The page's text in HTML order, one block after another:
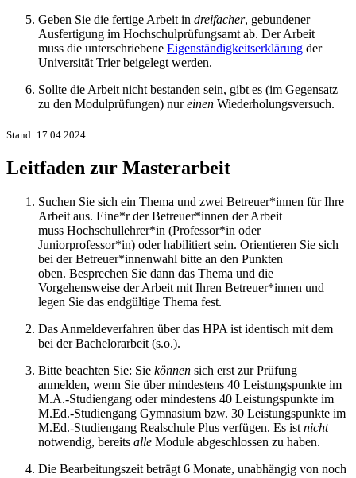
Geben Sie die fertige Arbeit in dreifacher, gebundener
Ausfertigung im Hochschulprüfungsamt ab. Der Arbeit
muss die unterschriebene Eigenständigkeitserklärung der
Universität Trier beigelegt werden.
Sollte die Arbeit nicht bestanden sein, gibt es (im Gegensatz
zu den Modulprüfungen) nureinen Wiederholungsversuch.
Stand: 17.04.2024
Leitfaden zur Masterarbeit
Suchen Sie sich ein Thema und zwei Betreuer*innen für Ihre
Arbeit aus. Eine*r der Betreuer*innen der Arbeit
muss Hochschullehrer*in (Professor*in oder
Juniorprofessor*in) oder habilitiert sein. Orientieren Sie sich
bei der Betreuer*innenwahl bitte an den Punkten
oben. Besprechen Sie dann das Thema und die
Vorgehensweise der Arbeit mit Ihren Betreuer*innen und
legen Sie das endgültige Thema fest.
Das Anmeldeverfahren über das HPA ist identisch mit dem
bei der Bachelorarbeit (s.o.).
Bitte beachten Sie: Sie können sich erst zur Prüfung
anmelden, wenn Sie über mindestens 40 Leistungspunkte im
M.A.-Studiengang oder mindestens 40 Leistungspunkte im
M.Ed.-Studiengang Gymnasium bzw. 30 Leistungspunkte im
M.Ed.-Studiengang Realschule Plus verfügen. Es ist nicht
notwendig, bereits alle Module abgeschlossen zu haben.
Die Bearbeitungszeit beträgt 6 Monate, unabhängig von noch